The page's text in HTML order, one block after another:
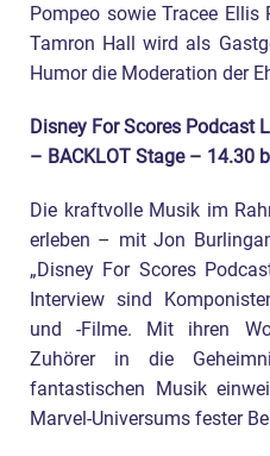
Pompeo sowie Tracee Ellis
Tamron Hall wird als
Humor die Moderation der
Disney For Scores Podcast
– BACKLOT Stage – 14.30
Die kraftvolle Musik im
erleben – mit Jon
„Disney For Scores
Interview sind
und -Filme. Mit ihren
Zuhörer in die
fantastischen Musik
Marvel-Universums fester